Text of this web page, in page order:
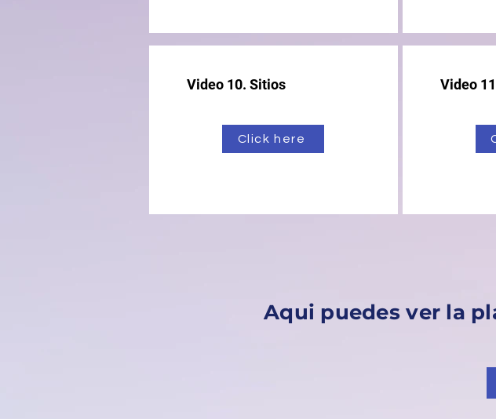
Video 10. Sitios
Click here
Video
Aqui puedes ver la